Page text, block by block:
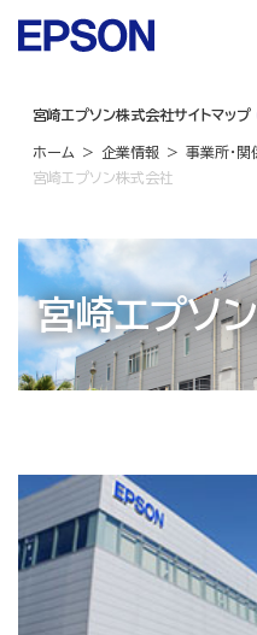
宮崎エプソン株式会社サイトマップ
ホーム 企業情報 事業所・関
宮崎エプソン株式会社
宮崎エプソ